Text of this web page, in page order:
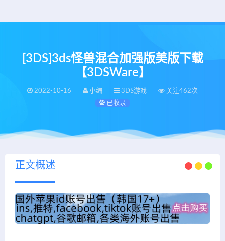
[3DS]3ds怪兽混合加强版美版下载
【3DSWare】
2022-10-16 小编 3DS游戏
关注462次
已收录
正文概述